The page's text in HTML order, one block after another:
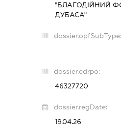
"БЛАГОДІЙНИЙ
ДУБАСА"
dossier.opfSubType:
-
dossier.edrpo:
46327720
dossier.regDate:
19.04.26